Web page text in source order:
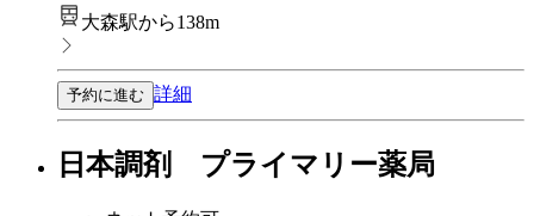
大森駅から138m
予約に進む 詳細
日本調剤 プライマリー薬局